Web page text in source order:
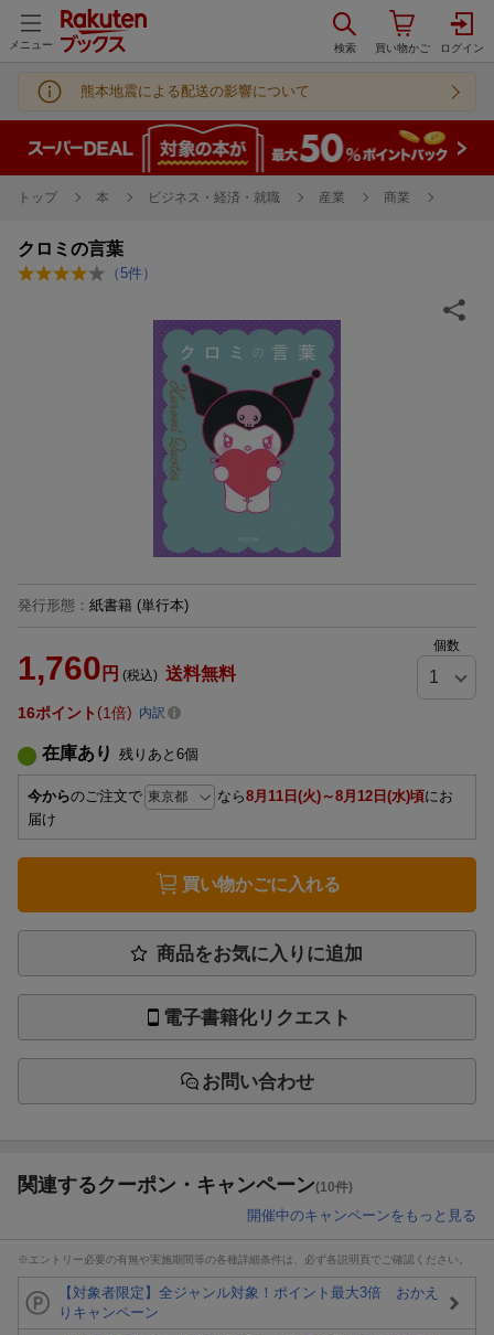
メニュー
熊本地震による配送の影響について
トップ 本 ビジネス・経済・就職 産業 商業
クロミの言葉
（5件）
発行形態 ： 紙書籍 (単行本)
1,760 円 (税込) 送料無料
個数
16ポイント 1倍 内訳
在庫あり 残りあと 6個
今からのご注文で なら8月11日(火)～8月12日(水)頃にお
届け
買い物かごに入れる
商品をお気に入りに追加
電子書籍化リクエスト
お問い合わせ
関連するクーポン・キャンペーン(10件)
開催中のキャンペーンをもっと見る
※エントリー必要の有無や実施期間等の各種詳細条件は、必ず各説明頁でご確認ください。
【対象者限定】全ジャンル対象！ポイント最大3倍 おかえ
りキャンペーン